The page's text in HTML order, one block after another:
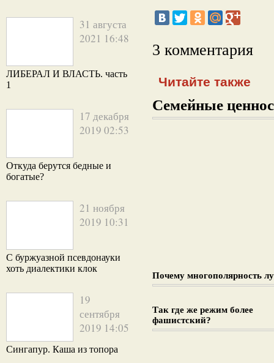
31 августа
2021 16:48
ЛИБЕРАЛ И ВЛАСТЬ. часть
1
17 декабря
2019 02:53
Откуда берутся бедные и
богатые?
21 ноября
2019 10:31
С буржуазной псевдонауки
хоть диалектики клок
19
сентября
2019 14:05
Сингапур. Каша из топора
3 комментария
Читайте также
Семейные
Почему многополярность
Так где же режим более
фашистский?